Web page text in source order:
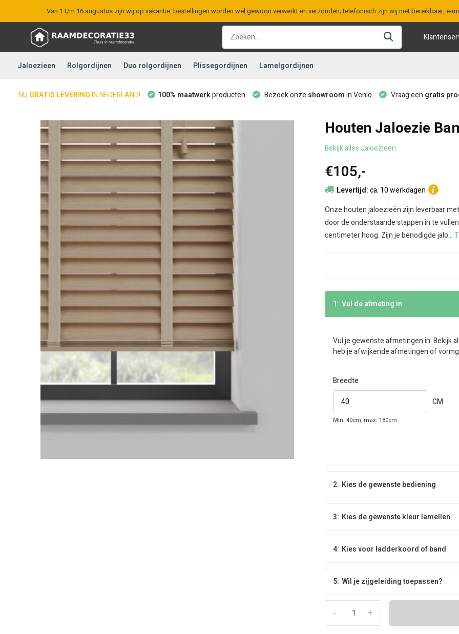
Van 1 t/m 16 augustus zijn wij op vakantie: bestellingen worden wel gewoon verwerkt en verzonden; telefonisch zijn wij niet bereikbaar, e-
Jaloezieen Rolgordijnen Duo rolgordijnen Plissegordijnen Lamelgordijnen
NU GRATIS LEVERINGIN NEDERLAND! 100% maatwerkproducten Bezoek onze showroomin Venlo Vraag een gratis
Houten Jaloezie
Bekijk alles Jaloezieen
€105,-
Levertijd:ca. 10 werkdagen
Onze houten jaloezieën zijn leverbaar
door de onderstaande stappen in te
centimeter hoog. Zijn je benodigde jalo...
1: Vul de afmeting in
Vul je gewenste afmetingen in. Bekijk
heb je afwijkende afmetingen of
Breedte
CM
Min: 40cm, max: 180cm
2: Kies de gewenste bediening
3: Kies de gewenste kleur lamellen
4: Kies voor ladderkoord of band
5: Wil je zijgeleiding toepassen?
+
-